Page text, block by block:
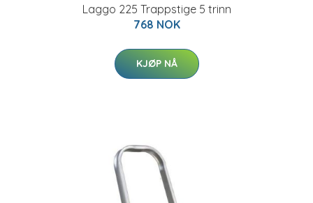
Laggo 225 Trappstige 5 trinn
768 NOK
KJØP NÅ